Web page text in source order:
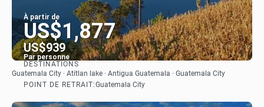
À partir de
US$1,877
US$939
Par personne
Afficher
DESTINATIONS
Guatemala City · Atitlan lake · Antigua Guatemala · Guatemala City
POINT DE RETRAIT:Guatemala City